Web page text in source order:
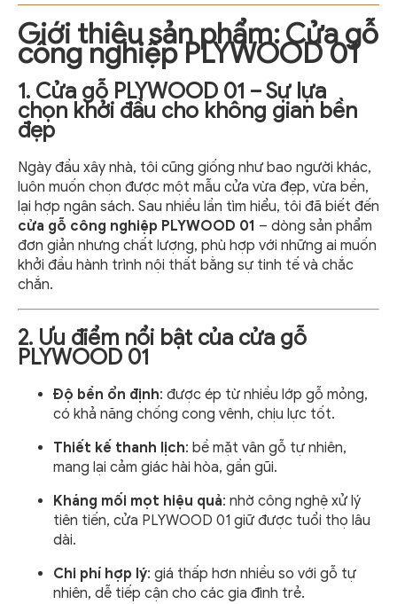
Giới thiệu sản phẩm: Cửa gỗ
công nghiệp PLYWOOD 01
1. Cửa gỗ PLYWOOD 01 – Sự lựa
chọn khởi đầu cho không gian bền
đẹp
Ngày đầu xây nhà, tôi cũng giống như bao người khác,
luôn muốn chọn được một mẫu cửa vừa đẹp, vừa bền,
lại hợp ngân sách. Sau nhiều lần tìm hiểu, tôi đã biết đến
cửa gỗ công nghiệp PLYWOOD 01 – dòng sản phẩm
đơn giản nhưng chất lượng, phù hợp với những ai muốn
khởi đầu hành trình nội thất bằng sự tinh tế và chắc
chắn.
2. Ưu điểm nổi bật của cửa gỗ
PLYWOOD 01
Độ bền ổn định: được ép từ nhiều lớp gỗ mỏng,
có khả năng chống cong vênh, chịu lực tốt.
Thiết kế thanh lịch: bề mặt vân gỗ tự nhiên,
mang lại cảm giác hài hòa, gần gũi.
Kháng mối mọt hiệu quả: nhờ công nghệ xử lý
tiên tiến, cửa PLYWOOD 01 giữ được tuổi thọ lâu
dài.
Chi phí hợp lý: giá thấp hơn nhiều so với gỗ tự
nhiên, dễ tiếp cận cho các gia đình trẻ.